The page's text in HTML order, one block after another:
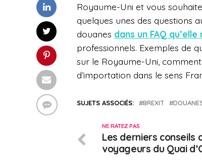
Royaume-Uni et vous
quelques unes des questions
douanes dans un FAQ
professionnels. Exemples de
sur le Royaume-Uni,
d’importation dans le sens
SUJETS ASSOCIÉS: BREXIT
NE RATEZ PAS
Les derniers conseils
voyageurs du Quai